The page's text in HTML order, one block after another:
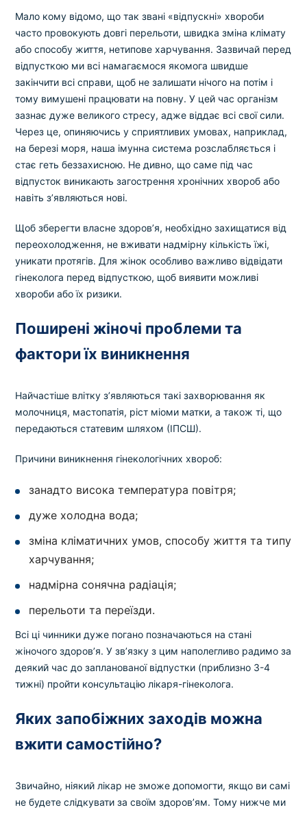
Мало кому відомо, що так звані «відпускні» хвороби
часто провокують довгі перельоти, швидка зміна клімату
або способу життя, нетипове харчування. Зазвичай перед
відпусткою ми всі намагаємося якомога швидше
закінчити всі справи, щоб не залишати нічого на потім і
тому вимушені працювати на повну. У цей час організм
зазнає дуже великого стресу, адже віддає всі свої сили.
Через це, опиняючись у сприятливих умовах, наприклад,
на березі моря, наша імунна система розслабляється і
стає геть беззахисною. Не дивно, що саме під час
відпусток виникають загострення хронічних хвороб або
навіть з’являються нові.
Щоб зберегти власне здоров’я, необхідно захищатися від
переохолодження, не вживати надмірну кількість їжі,
уникати протягів. Для жінок особливо важливо відвідати
гінеколога перед відпусткою, щоб виявити можливі
хвороби або їх ризики.
Поширені жіночі проблеми та
фактори їх виникнення
Найчастіше влітку з’являються такі захворювання як
молочниця, мастопатія, ріст міоми матки, а також ті, що
передаються статевим шляхом (ІПСШ).
Причини виникнення гінекологічних хвороб:
занадто висока температура повітря;
дуже холодна вода;
зміна кліматичних умов, способу життя та типу
харчування;
надмірна сонячна радіація;
перельоти та переїзди.
Всі ці чинники дуже погано позначаються на стані
жіночого здоров’я. У зв’язку з цим наполегливо радимо за
деякий час до запланованої відпустки (приблизно 3-4
тижні) пройти консультацію лікаря-гінеколога.
Яких запобіжних заходів можна
вжити самостійно?
Звичайно, ніякий лікар не зможе допомогти, якщо ви самі
не будете слідкувати за своїм здоров’ям. Тому нижче ми
Ваше ім'я
Номер телефону *
Вибрати клініку
Оформити замовлення
запишіться до лікаряна консультацію .
* Адміністрація клініки вживає всіх заходів для
листа. Проте, щоб уникнути можливих непорозумінь,
рекомендуємо уточнювати вартість та терміни
виконання досліджень за телефонами, вказаними на